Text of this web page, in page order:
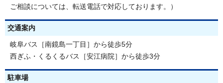
ご相談については、転送電話で対応しております。）
交通案内
岐阜バス［南鏡島一丁目］から徒歩5分
西ぎふ・くるくるバス［安江病院］から徒歩3分
駐車場